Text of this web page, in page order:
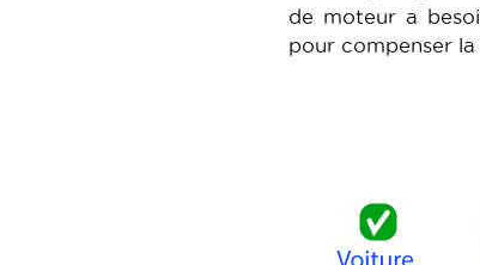
de moteur a
pour compenser